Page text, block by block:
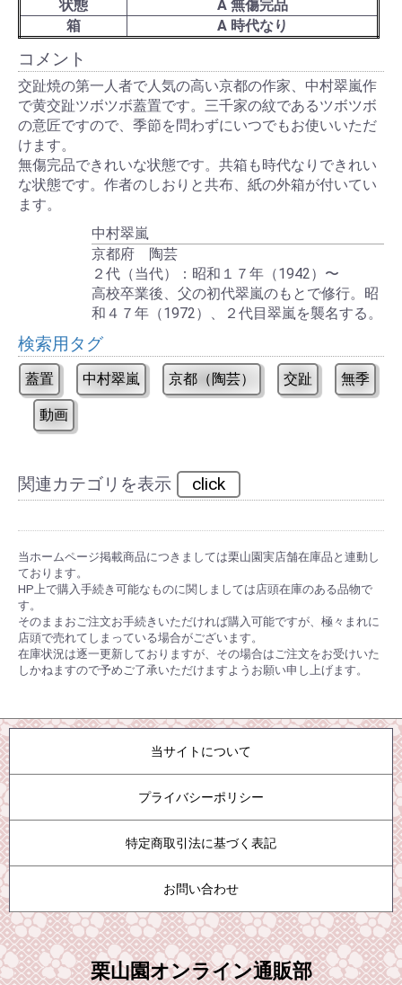
状態
A 無傷完品
箱
A 時代なり
コメント
交趾焼の第一人者で人気の高い京都の作家、中村翠嵐作
で黄交趾ツボツボ蓋置です。三千家の紋であるツボツボ
の意匠ですので、季節を問わずにいつでもお使いいただ
けます。
無傷完品できれいな状態です。共箱も時代なりできれい
な状態です。作者のしおりと共布、紙の外箱が付いてい
ます。
中村翠嵐
京都府 陶芸
２代（当代）：昭和１７年（1942）〜
高校卒業後、父の初代翠嵐のもとで修行。昭
和４７年（1972）、２代目翠嵐を襲名する。
検索用タグ
蓋置 中村翠嵐 京都（陶芸） 交趾 無季
動画
関連カテゴリを表示 click
当ホームページ掲載商品につきましては栗山園実店舗在庫品と連動し
ております。
HP上で購入手続き可能なものに関しましては店頭在庫のある品物で
す。
そのままおご注文お手続きいただければ購入可能ですが、極々まれに
店頭で売れてしまっている場合がございます。
在庫状況は逐一更新しておりますが、その場合はご注文をお受けいた
しかねますので予めご了承いただけますようお願い申し上げます。
当サイトについて
プライバシーポリシー
特定商取引法に基づく表記
お問い合わせ
栗山園オンライン通販部